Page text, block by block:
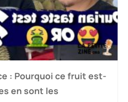
: Pourquoi ce fruit est-
en sont les